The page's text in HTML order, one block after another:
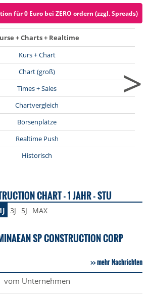
für 0 Euro bei ZERO ordern (zzgl. Spreads)
+ Charts + Realtime
Kurs + Chart
Chart (groß)
Times + Sales
Chartvergleich
Börsenplätze
Realtime Push
Historisch
>
CHART - 1 JAHR - STU
3J 5J MAX
SP CONSTRUCTION CORP
mehr Nachrichten
vom Unternehmen